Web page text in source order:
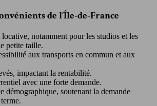
de l’Île-de-France
notamment pour les studios et les
petite taille.
aux transports en commun et aux
impactant la rentabilité.
avec une forte demande.
démographique, soutenant la demande